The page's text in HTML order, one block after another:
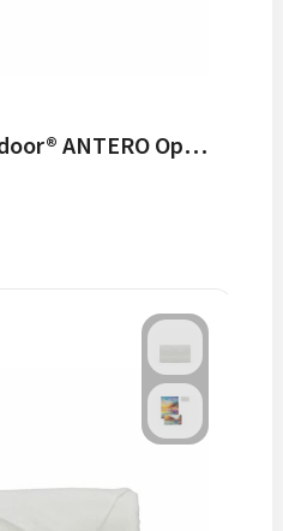
Schwarzwolf outdoor® ANTERO Opblaasbaar zitkussen